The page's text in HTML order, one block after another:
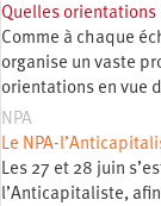
Quelles
Comme à chaque
organise un vaste
orientations en vue
NPA
Le NPA-
Les 27 et 28 juin
l’Anticapitaliste,